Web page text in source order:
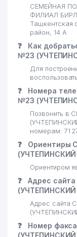
СЕМЕЙНАЯ
ФИЛИАЛ
район, 14 А
❓
Как
№23
Для
❓
Номера
№23
Позвонить в
номерам: 71
❓
Ориентиры
Ориентиром
❓
Адрес
Адрес сайта
❓
Номер